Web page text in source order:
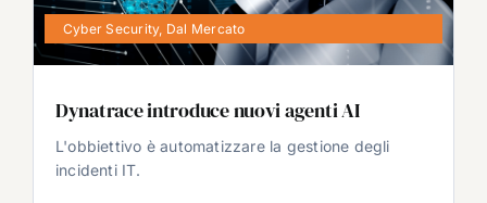
Cyber Security, Dal Mercato
Dynatrace introduce nuovi agenti AI
L'obbiettivo è automatizzare la gestione degli
incidenti IT.